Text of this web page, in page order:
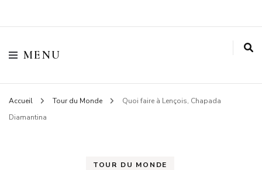
MENU
Accueil Tour du Monde
Quoi faire à Lençois, Chapada
Diamantina
TOUR DU MONDE